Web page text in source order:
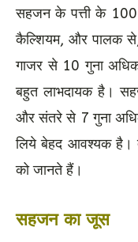
सहजन के पत्ती के 100
कैल्शियम, और पालक
गाजर से 10 गुना
बहुत लाभदायक है।
और संतरे से 7 गुना अधिक
लिये बेहद आवश्यक है।
को जानते हैं।
सहजन का जूस